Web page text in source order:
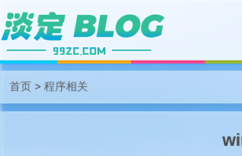
首页 > 程序相关